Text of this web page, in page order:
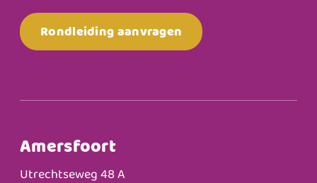
Rondleiding aanvragen
Amersfoort
Utrechtseweg 48 A